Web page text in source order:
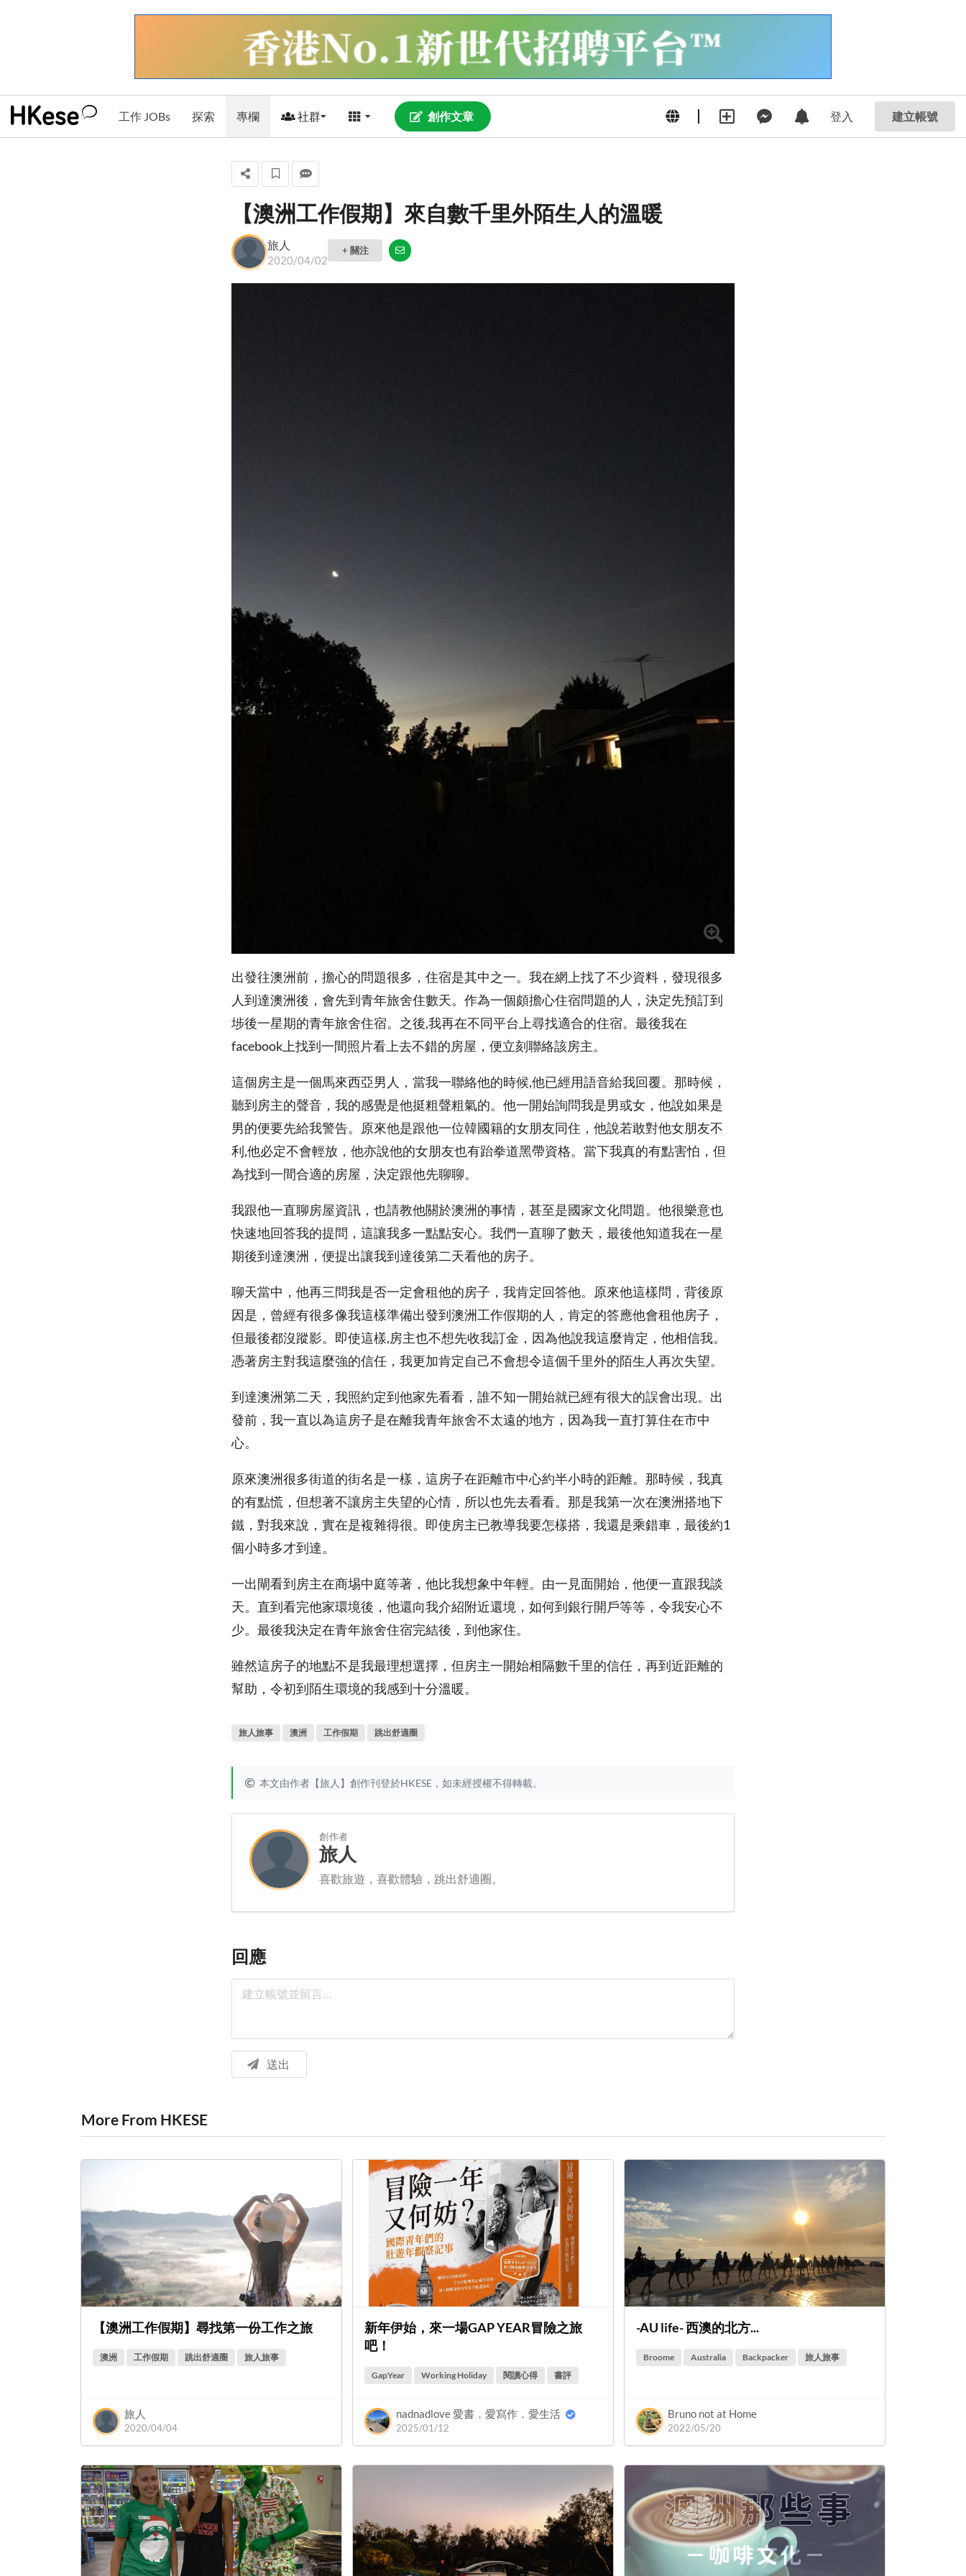
工作 JOBs 探索 專欄 社群 創作文章 登入 建立帳號
【澳洲工作假期】來自數千里外陌生人的溫暖
旅人
2020/04/02
+ 關注
出發往澳洲前，擔心的問題很多，住宿是其中之一。我在網上找了不少資料，發現很多
人到達澳洲後，會先到青年旅舍住數天。作為一個頗擔心住宿問題的人，決定先預訂到
埗後一星期的青年旅舍住宿。之後,我再在不同平台上尋找適合的住宿。最後我在
facebook上找到一間照片看上去不錯的房屋，便立刻聯絡該房主。
這個房主是一個馬來西亞男人，當我一聯絡他的時候,他已經用語音給我回覆。那時候，
聽到房主的聲音，我的感覺是他挺粗聲粗氣的。他一開始詢問我是男或女，他說如果是
男的便要先給我警告。原來他是跟他一位韓國籍的女朋友同住，他說若敢對他女朋友不
利,他必定不會輕放，他亦說他的女朋友也有跆拳道黑帶資格。當下我真的有點害怕，但
為找到一間合適的房屋，決定跟他先聊聊。
我跟他一直聊房屋資訊，也請教他關於澳洲的事情，甚至是國家文化問題。他很樂意也
快速地回答我的提問，這讓我多一點點安心。我們一直聊了數天，最後他知道我在一星
期後到達澳洲，便提出讓我到達後第二天看他的房子。
聊天當中，他再三問我是否一定會租他的房子，我肯定回答他。原來他這樣問，背後原
因是，曾經有很多像我這樣準備出發到澳洲工作假期的人，肯定的答應他會租他房子，
但最後都沒蹤影。即使這樣,房主也不想先收我訂金，因為他說我這麼肯定，他相信我。
憑著房主對我這麼強的信任，我更加肯定自己不會想令這個千里外的陌生人再次失望。
到達澳洲第二天，我照約定到他家先看看，誰不知一開始就已經有很大的誤會出現。出
發前，我一直以為這房子是在離我青年旅舍不太遠的地方，因為我一直打算住在市中
心。
原來澳洲很多街道的街名是一樣，這房子在距離市中心約半小時的距離。那時候，我真
的有點慌，但想著不讓房主失望的心情，所以也先去看看。那是我第一次在澳洲搭地下
鐵，對我來說，實在是複雜得很。即使房主已教導我要怎樣搭，我還是乘錯車，最後約1
個小時多才到達。
一出閘看到房主在商埸中庭等著，他比我想象中年輕。由一見面開始，他便一直跟我談
天。直到看完他家環境後，他還向我介紹附近還境，如何到銀行開戶等等，令我安心不
少。最後我決定在青年旅舍住宿完結後，到他家住。
雖然這房子的地點不是我最理想選擇，但房主一開始相隔數千里的信任，再到近距離的
幫助，令初到陌生環境的我感到十分溫暖。
旅人旅事 澳洲 工作假期 跳出舒適圈
本文由作者【旅人】創作刊登於HKESE，如未經授權不得轉載。
創作者
旅人
喜歡旅遊，喜歡體驗，跳出舒適圈。
回應
送出
More From HKESE
【澳洲工作假期】尋找第一份工作之旅
澳洲 工作假期 跳出舒適圈 旅人旅事
旅人
2020/04/04
新年伊始，來一場GAP YEAR冒險之旅
吧！
GapYear Working Holiday 閱讀心得 書評
nadnadlove 愛書．愛寫作．愛生活
2025/01/12
-AU life- 西澳的北方...
Broome Australia Backpacker 旅人旅事
Bruno not at Home
2022/05/20